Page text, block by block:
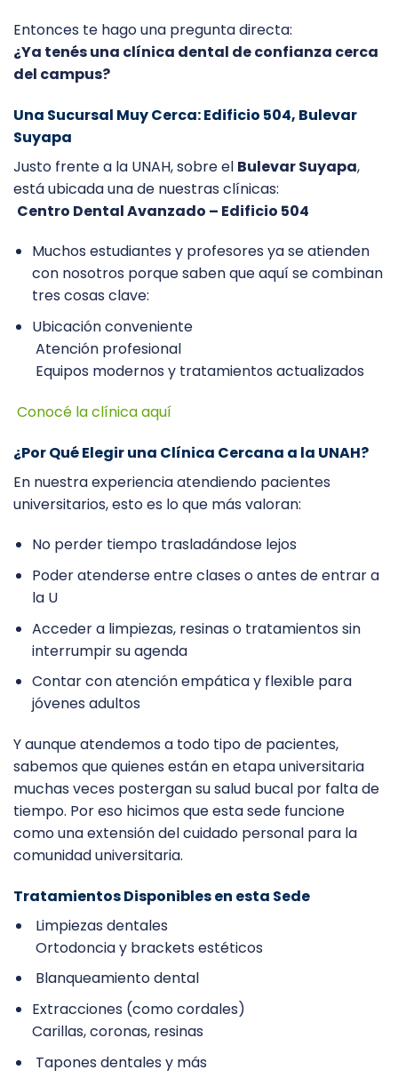
Entonces te hago una pregunta directa:
¿Ya tenés una clínica dental de confianza cerca
del campus?
Una Sucursal Muy Cerca: Edificio 504, Bulevar
Suyapa
Justo frente a la UNAH, sobre el Bulevar Suyapa,
está ubicada una de nuestras clínicas:
Centro Dental Avanzado – Edificio 504
Muchos estudiantes y profesores ya se atienden
con nosotros porque saben que aquí se combinan
tres cosas clave:
Ubicación conveniente
Atención profesional
Equipos modernos y tratamientos actualizados
Conocé la clínica aquí
¿Por Qué Elegir una Clínica Cercana a la UNAH?
En nuestra experiencia atendiendo pacientes
universitarios, esto es lo que más valoran:
No perder tiempo trasladándose lejos
Poder atenderse entre clases o antes de entrar a
la U
Acceder a limpiezas, resinas o tratamientos sin
interrumpir su agenda
Contar con atención empática y flexible para
jóvenes adultos
Y aunque atendemos a todo tipo de pacientes,
sabemos que quienes están en etapa universitaria
muchas veces postergan su salud bucal por falta de
tiempo. Por eso hicimos que esta sede funcione
como una extensión del cuidado personal para la
comunidad universitaria.
Tratamientos Disponibles en esta Sede
Limpiezas dentales
Ortodoncia y brackets estéticos
Blanqueamiento dental
Extracciones (como cordales)
Carillas, coronas, resinas
Tapones dentales y más